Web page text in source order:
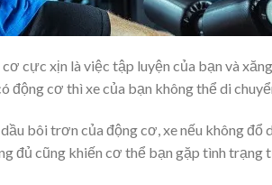
cực xịn là việc tập luyện của bạn và
động cơ thì xe của bạn không thể di
bôi trơn của động cơ, xe nếu không đổ
đủ cũng khiến cơ thể bạn gặp tình